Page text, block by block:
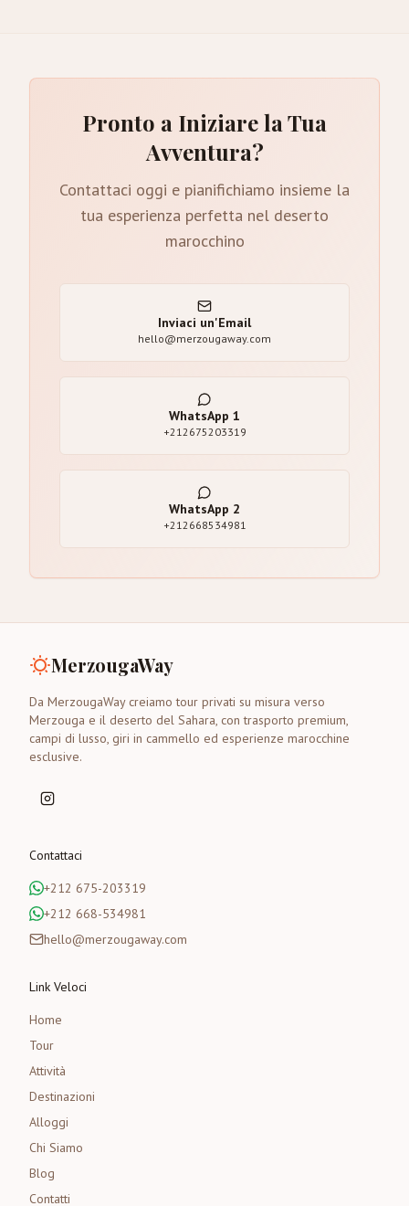
Pronto a Iniziare la Tua
Avventura?
Contattaci oggi e pianifichiamo insieme la
tua esperienza perfetta nel deserto
marocchino
Inviaci un'Email
hello@merzougaway.com
WhatsApp 1
+212675203319
WhatsApp 2
+212668534981
MerzougaWay
Da MerzougaWay creiamo tour privati su misura verso
Merzouga e il deserto del Sahara, con trasporto premium,
campi di lusso, giri in cammello ed esperienze marocchine
esclusive.
Contattaci
+212 675-203319
+212 668-534981
hello@merzougaway.com
Link Veloci
Home
Tour
Attività
Destinazioni
Alloggi
Chi Siamo
Blog
Contatti